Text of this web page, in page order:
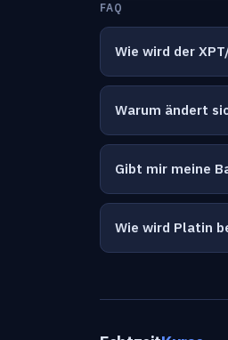
FAQ
Wie wird der
Warum ändert
Gibt mir meine
Wie wird Platin